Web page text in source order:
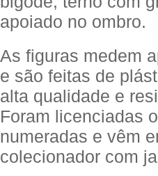
apoiado no ombro.
As figuras medem
e são feitas de
alta qualidade e
Foram licenciadas
numeradas e vêm
colecionador com